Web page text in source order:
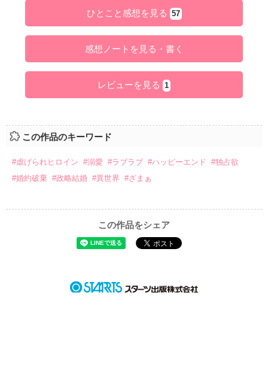
ひとこと感想を見る 57
感想ノートを見る・書く
レビューを見る 1
この作品のキーワード
#虐げられヒロイン #溺愛 #ラブラブ #ハッピーエンド
#独占欲
#婚約破棄 #政略結婚 #異世界 #ざまぁ
この作品をシェア